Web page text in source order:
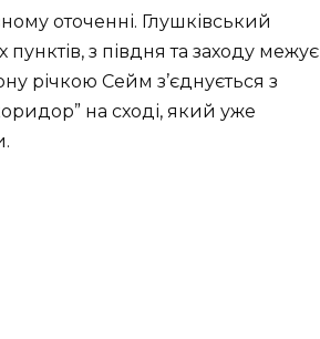
оточенні. Глушківський
з півдня та заходу межує
річкою Сейм з’єднується з
на сході, який уже